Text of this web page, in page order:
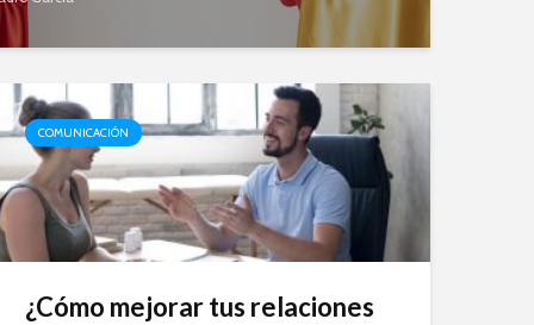
COMUNICACIÓN
¿Cómo mejorar tus relaciones